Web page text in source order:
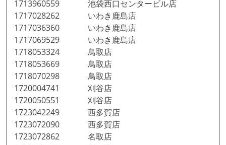
1713960559 池袋西口センタービル店
1717028262 いわき鹿島店
1717036360 いわき鹿島店
1717069529 いわき鹿島店
1718053324 鳥取店
1718053669 鳥取店
1718070298 鳥取店
1720004741 刈谷店
1720050551 刈谷店
1723042249 西多賀店
1723072090 西多賀店
1723072862 名取店